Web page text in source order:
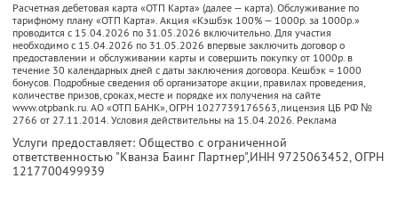
Расчетная дебетовая карта «ОТП Карта» (далее — карта). Обслуживание по
тарифному плану «ОТП Карта». Акция «Кэшбэк 100% — 1000р. за 1000р.»
проводится с 15.04.2026 по 31.05.2026 включительно. Для участия
необходимо с 15.04.2026 по 31.05.2026 впервые заключить договор о
предоставлении и обслуживании карты и совершить покупку от 1000р. в
течение 30 календарных дней с даты заключения договора. Кешбэк = 1000
бонусов. Подробные сведения об организаторе акции, правилах проведения,
количестве призов, сроках, месте и порядке их получения на сайте
www.otpbank.ru. АО «ОТП БАНК», ОГРН 1027739176563, лицензия ЦБ РФ №
2766 от 27.11.2014. Условия действительны на 15.04.2026. Реклама
Услуги предоставляет: Общество с ограниченной
ответственностью "Кванза Баинг Партнер",ИНН 9725063452, ОГРН
1217700499939